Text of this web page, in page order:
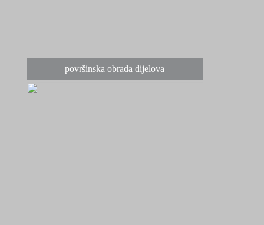
površinska obrada dijelova